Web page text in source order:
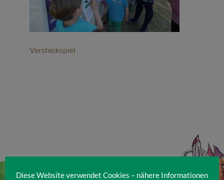
Veranstaltungen
Versteckspiel
Diese Website verwendet Cookies – nähere Informationen